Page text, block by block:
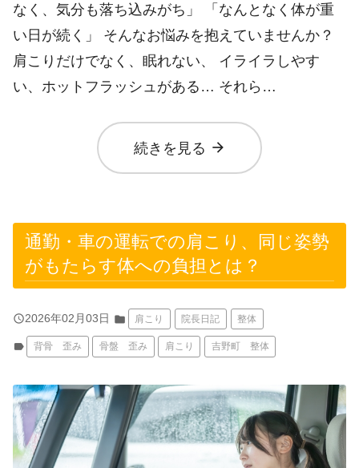
なく、気分も落ち込みがち」 「なんとなく体が重
い日が続く」 そんなお悩みを抱えていませんか？
肩こりだけでなく、眠れない、 イライラしやす
い、ホットフラッシュがある… それら…
続きを見る arrow_forward
通勤・車の運転での肩こり、同じ姿勢
がもたらす体への負担とは？
query_builder2026年02月03日 folder 肩こり 院長日記 整体
label 背骨 歪み 骨盤 歪み 肩こり 吉野町 整体